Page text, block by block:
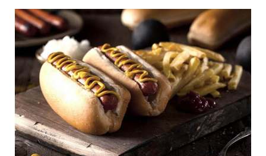
vacaciones
de
invierno
en
San
Martín